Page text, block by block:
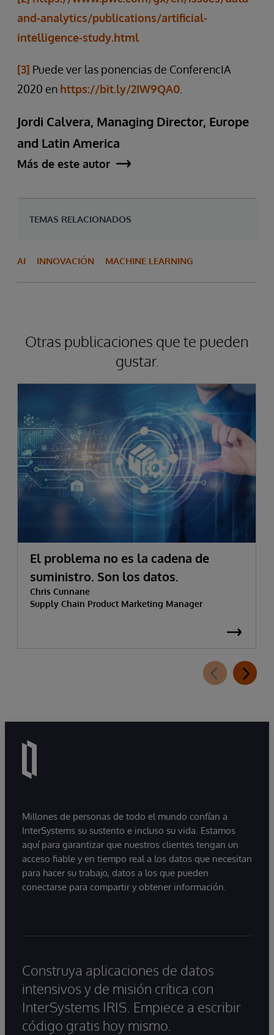
and-analytics/publications/artificial-
intelligence-study.html
[3] Puede ver las ponencias de ConferencIA
2020 en https://bit.ly/2IW9QA0
Jordi Calvera, Managing Director, Europe
and Latin America
Más de este autor
TEMAS RELACIONADOS
AI INNOVACIÓN MACHINE LEARNING
Otras publicaciones que te pueden
gustar.
El problema no es la cadena de
suministro. Son los datos.
Chris Cunnane
Supply Chain Product Marketing Manager
Millones de personas de todo el mundo confían a
InterSystems su sustento e incluso su vida. Estamos
aquí para garantizar que nuestros clientes tengan un
acceso fiable y en tiempo real a los datos que necesitan
para hacer su trabajo, datos a los que pueden
conectarse para compartir y obtener información.
Construya aplicaciones de datos
intensivos y de misión crítica con
InterSystems IRIS. Empiece a escribir
código gratis hoy mismo.